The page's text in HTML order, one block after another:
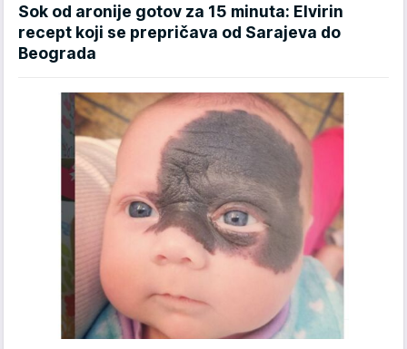
Sok od aronije gotov za 15 minuta: Elvirin
recept koji se prepričava od Sarajeva do
Beograda